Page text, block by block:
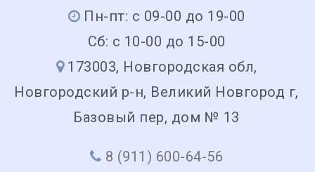
Пн-пт: с 09-00 до 19-00
Сб: с 10-00 до 15-00
173003, Новгородская обл,
Новгородский р-н, Великий Новгород г,
Базовый пер, дом № 13
8 (911) 600-64-56